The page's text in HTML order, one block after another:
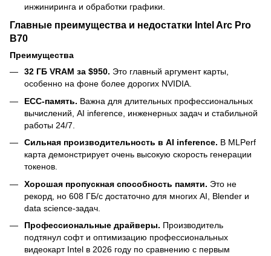
инжиниринга и обработки графики.
Главные преимущества и недостатки Intel Arc Pro
B70
Преимущества
32 ГБ VRAM за $950. Это главный аргумент карты,
особенно на фоне более дорогих NVIDIA.
ECC-память. Важна для длительных профессиональных
вычислений, AI inference, инженерных задач и стабильной
работы 24/7.
Сильная производительность в AI inference. В MLPerf
карта демонстрирует очень высокую скорость генерации
токенов.
Хорошая пропускная способность памяти. Это не
рекорд, но 608 ГБ/с достаточно для многих AI, Blender и
data science-задач.
Профессиональные драйверы. Производитель
подтянул софт и оптимизацию профессиональных
видеокарт Intel в 2026 году по сравнению с первым